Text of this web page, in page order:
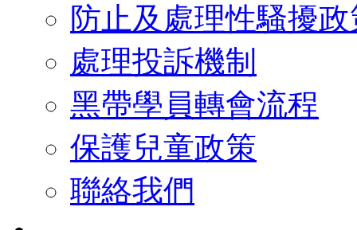
防止及處理性騷擾
處理投訴機制
黑帶學員轉會流程
保護兒童政策
聯絡我們